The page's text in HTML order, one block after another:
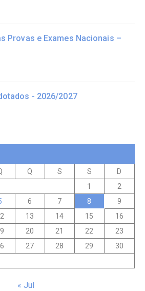
Provas e Exames Nacionais –
- 2026/2027
Q S S
D
1
2
6 7 8
9
13 14 15
16
20 21 22
23
27 28 29
30
« Jul